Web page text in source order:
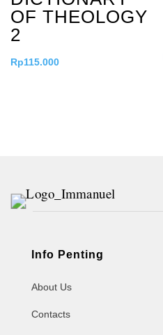
OF THEOLOGY
2
Rp115.000
Info Penting
About Us
Contacts